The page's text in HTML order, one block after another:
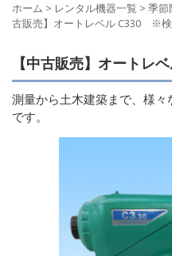
ホーム > レンタル機器一覧 > 季節
古販売】オートレベル C330 ※
【中古販売】オート
測量から土木建築まで、様
です。